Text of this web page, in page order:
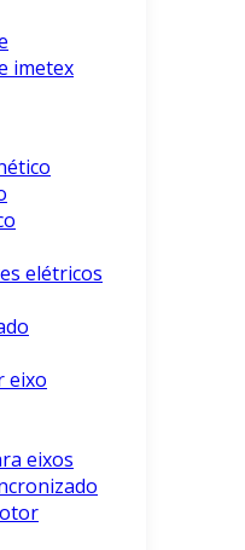
imetex
elétricos
eixo
eixos